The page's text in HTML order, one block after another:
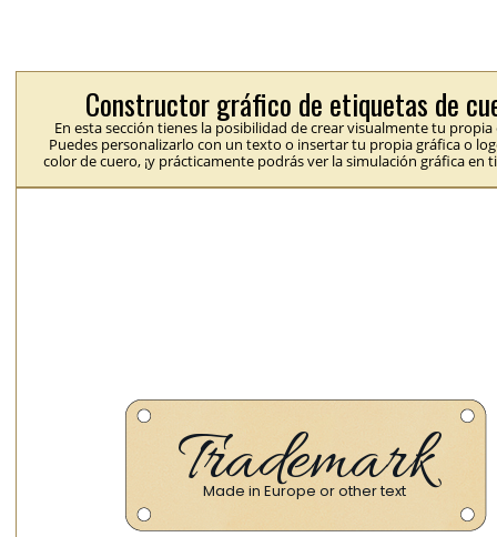
Constructor gráfico de etiquetas de
En esta sección tienes la posibilidad de crear visualmente tu
Puedes personalizarlo con un texto o insertar tu propia gráfica o
color de cuero, ¡y prácticamente podrás ver la simulación gráfica en